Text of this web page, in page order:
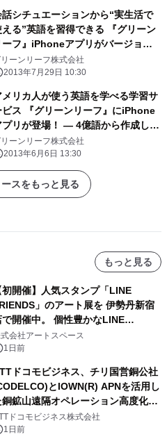
話シチュエーションから“実生活で
える”英語を習得できる 『グリーン
ーフ』iPhoneアプリがバージョン
ップ！
ーンリーフ株式会社
2013年7月29日 10:30
メリカ人が使う英語を学べる学習サ
ビス 『グリーンリーフ』にiPhone
プリが登場！ ― 4億語から作成し
“使用頻度”ランキング上位単語から
べる ―
ーンリーフ株式会社
2013年6月6日 13:30
スをもっと見る
もっと見る
初開催】人気スタンプ「LINE
」のアート展を 伊勢丹新宿
で開催中。 個性豊かなLINE
の仲間たちが インテリアア
として新たな魅力を発信。
会社アートスペース
1日前
ドコモビジネス、チリ国営銅公社
とIOWN(R) APNを活用し
銅鉱山遠隔オペレーション高度化に
けた調査・実証を開始
ドコモビジネス株式会社
1日前